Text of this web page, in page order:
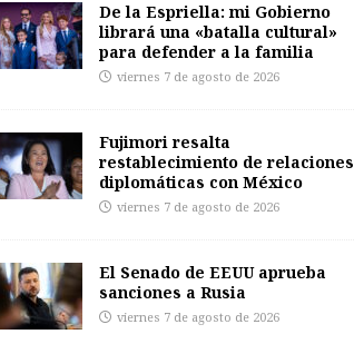
De la Espriella: mi Gobierno
librará una «batalla cultural»
para defender a la familia
viernes 7 de agosto de 2026
Fujimori resalta
restablecimiento de relaciones
diplomáticas con México
viernes 7 de agosto de 2026
El Senado de EEUU aprueba
sanciones a Rusia
viernes 7 de agosto de 2026